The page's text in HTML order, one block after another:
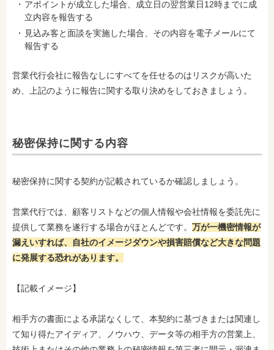
アポイントが成立した場合、成立日の翌営業日12時までに成
立内容を報告する
見込み客と面談を実施した場合、その内容を電子メールにて
報告する
営業代行会社に報告なしにすべてを任せるのはリスクが高いた
め、上記のように報告に関する取り決めをしておきましょう。
秘密保持に関する内容
秘密保持に関する契約が記載されているか確認しましょう。
営業代行では、顧客リストなどの個人情報や会社情報を委託先に
提供して業務を遂行する場合がほとんどです。 万が一機密情報が
漏えいすれば、自社のイメージダウンや損害賠償など大きな問題
に発展する恐れがあります。
【記載イメージ】
相手方の書面による承諾なくして、本契約に基づきまたは関連し
て知り得たアイディア、ノウハウ、データ等の相手方の営業上、